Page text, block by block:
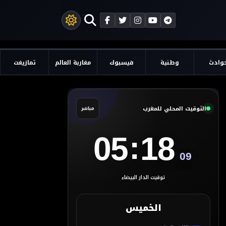
وطنية فيسبوك مغاربة العالم تمازيغت
التوقيت المحلي للمغرب مباشر
05:18 10
توقيت الدار البيضاء
الخميس